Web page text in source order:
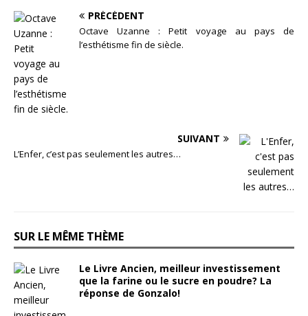
PRÉCÉDENT
Octave Uzanne : Petit voyage au pays de
l’esthétisme fin de siècle.
SUIVANT
L’Enfer, c’est pas seulement les autres…
SUR LE MÊME THÈME
Le Livre Ancien, meilleur investissement
que la farine ou le sucre en poudre? La
réponse de Gonzalo!